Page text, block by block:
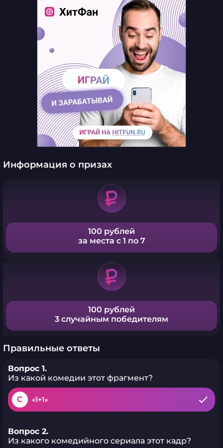
Информация о призах
100 рублей
за места с 1 по 7
100 рублей
3 случайным победителям
Правильные ответы
Вопрос 1.
Из какой комедии этот фрагмент?
C «1+1»
Вопрос 2.
Из какого комедийного сериала этот кадр?